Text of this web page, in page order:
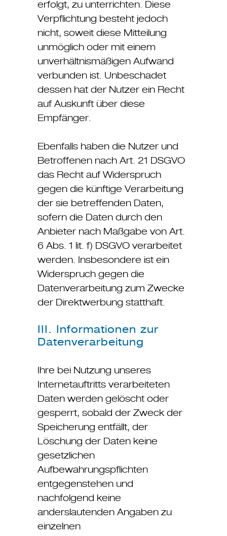
erfolgt, zu unterrichten. Diese
Verpflichtung besteht jedoch
nicht, soweit diese Mitteilung
unmöglich oder mit einem
unverhältnismäßigen Aufwand
verbunden ist. Unbeschadet
dessen hat der Nutzer ein Recht
auf Auskunft über diese
Empfänger.
Ebenfalls haben die Nutzer und
Betroffenen nach Art. 21 DSGVO
das Recht auf Widerspruch
gegen die künftige Verarbeitung
der sie betreffenden Daten,
sofern die Daten durch den
Anbieter nach Maßgabe von Art.
6 Abs. 1 lit. f) DSGVO verarbeitet
werden. Insbesondere ist ein
Widerspruch gegen die
Datenverarbeitung zum Zwecke
der Direktwerbung statthaft.
III. Informationen zur
Datenverarbeitung
Ihre bei Nutzung unseres
Internetauftritts verarbeiteten
Daten werden gelöscht oder
gesperrt, sobald der Zweck der
Speicherung entfällt, der
Löschung der Daten keine
gesetzlichen
Aufbewahrungspflichten
entgegenstehen und
nachfolgend keine
anderslautenden Angaben zu
einzelnen